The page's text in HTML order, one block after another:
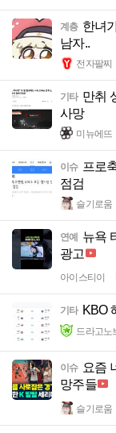
계층 한녀
남자..
전자팔찌
기타 만취
사망
미뉴에뜨
이슈 프로
점검
슬기로움
연예 뉴욕
광고
아이스티이
기타 KBO
드라고노
이슈 요즘
망주들
슬기로움